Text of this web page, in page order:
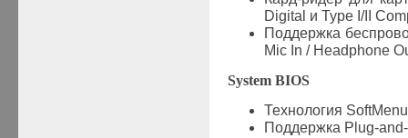
Digital и Type I/II
Поддержка
Mic In / Headphone
System BIOS
Технология SoftMenu
Поддержка Plug-